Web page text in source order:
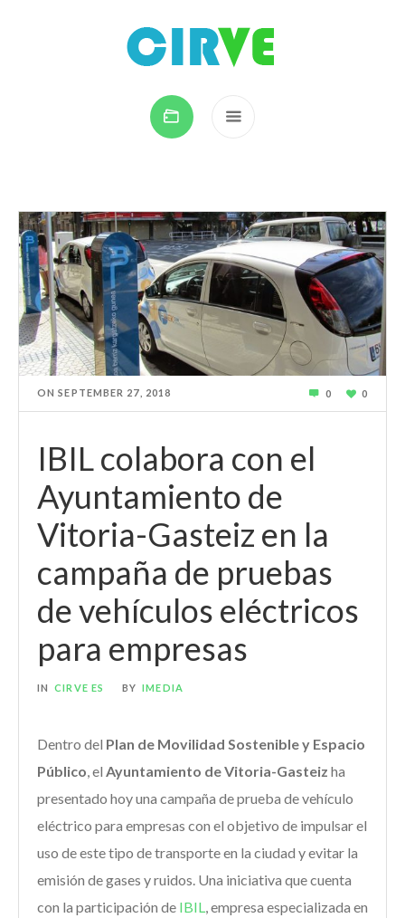
ONSEPTEMBER 27 2018 0 0
IBIL colabora con el
Ayuntamiento de
Vitoria-Gasteiz en la
campaña de pruebas
de vehículos eléctricos
para empresas
IN CIRVE ES BY IMEDIA
Dentro del Plan de Movilidad Sostenible y Espacio
Público , el Ayuntamiento de Vitoria-Gasteiz ha
presentado hoy una campaña de prueba de vehículo
eléctrico para empresas con el objetivo de impulsar el
uso de este tipo de transporte en la ciudad y evitar la
emisión de gases y ruidos. Una iniciativa que cuenta
con la participación de IBIL , empresa especializada en